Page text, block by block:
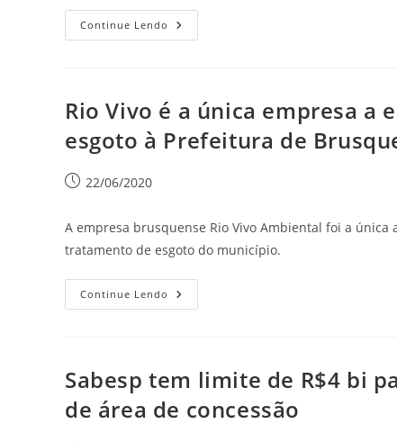
Continue Lendo
Rio Vivo é a única empresa
esgoto à Prefeitura de
22/06/2020
A empresa brusquense Rio Vivo Ambiental foi a
tratamento de esgoto do município.
Continue Lendo
Sabesp tem limite de R$4 bi
de área de concessão